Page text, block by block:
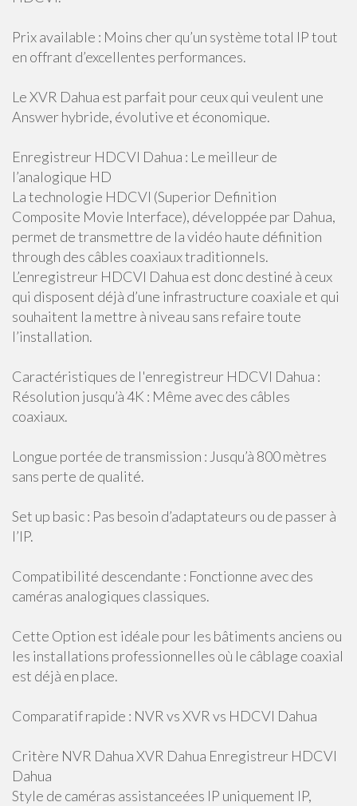
Prix available : Moins cher qu’un système total IP tout
en offrant d’excellentes performances.
Le XVR Dahua est parfait pour ceux qui veulent une
Answer hybride, évolutive et économique.
Enregistreur HDCVI Dahua : Le meilleur de
l’analogique HD
La technologie HDCVI (Superior Definition
Composite Movie Interface), développée par Dahua,
permet de transmettre de la vidéo haute définition
through des câbles coaxiaux traditionnels.
L’enregistreur HDCVI Dahua est donc destiné à ceux
qui disposent déjà d’une infrastructure coaxiale et qui
souhaitent la mettre à niveau sans refaire toute
l’installation.
Caractéristiques de l'enregistreur HDCVI Dahua :
Résolution jusqu’à 4K : Même avec des câbles
coaxiaux.
Longue portée de transmission : Jusqu’à 800 mètres
sans perte de qualité.
Set up basic : Pas besoin d’adaptateurs ou de passer à
l’IP.
Compatibilité descendante : Fonctionne avec des
caméras analogiques classiques.
Cette Option est idéale pour les bâtiments anciens ou
les installations professionnelles où le câblage coaxial
est déjà en place.
Comparatif rapide : NVR vs XVR vs HDCVI Dahua
Critère NVR Dahua XVR Dahua Enregistreur HDCVI
Dahua
Style de caméras assistanceées IP uniquement IP,